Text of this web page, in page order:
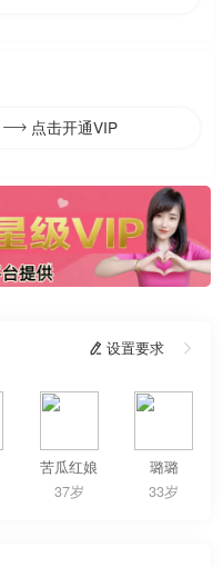
 点击开通VIP
 设置要求 
苦瓜红娘
37岁
璐璐
33岁